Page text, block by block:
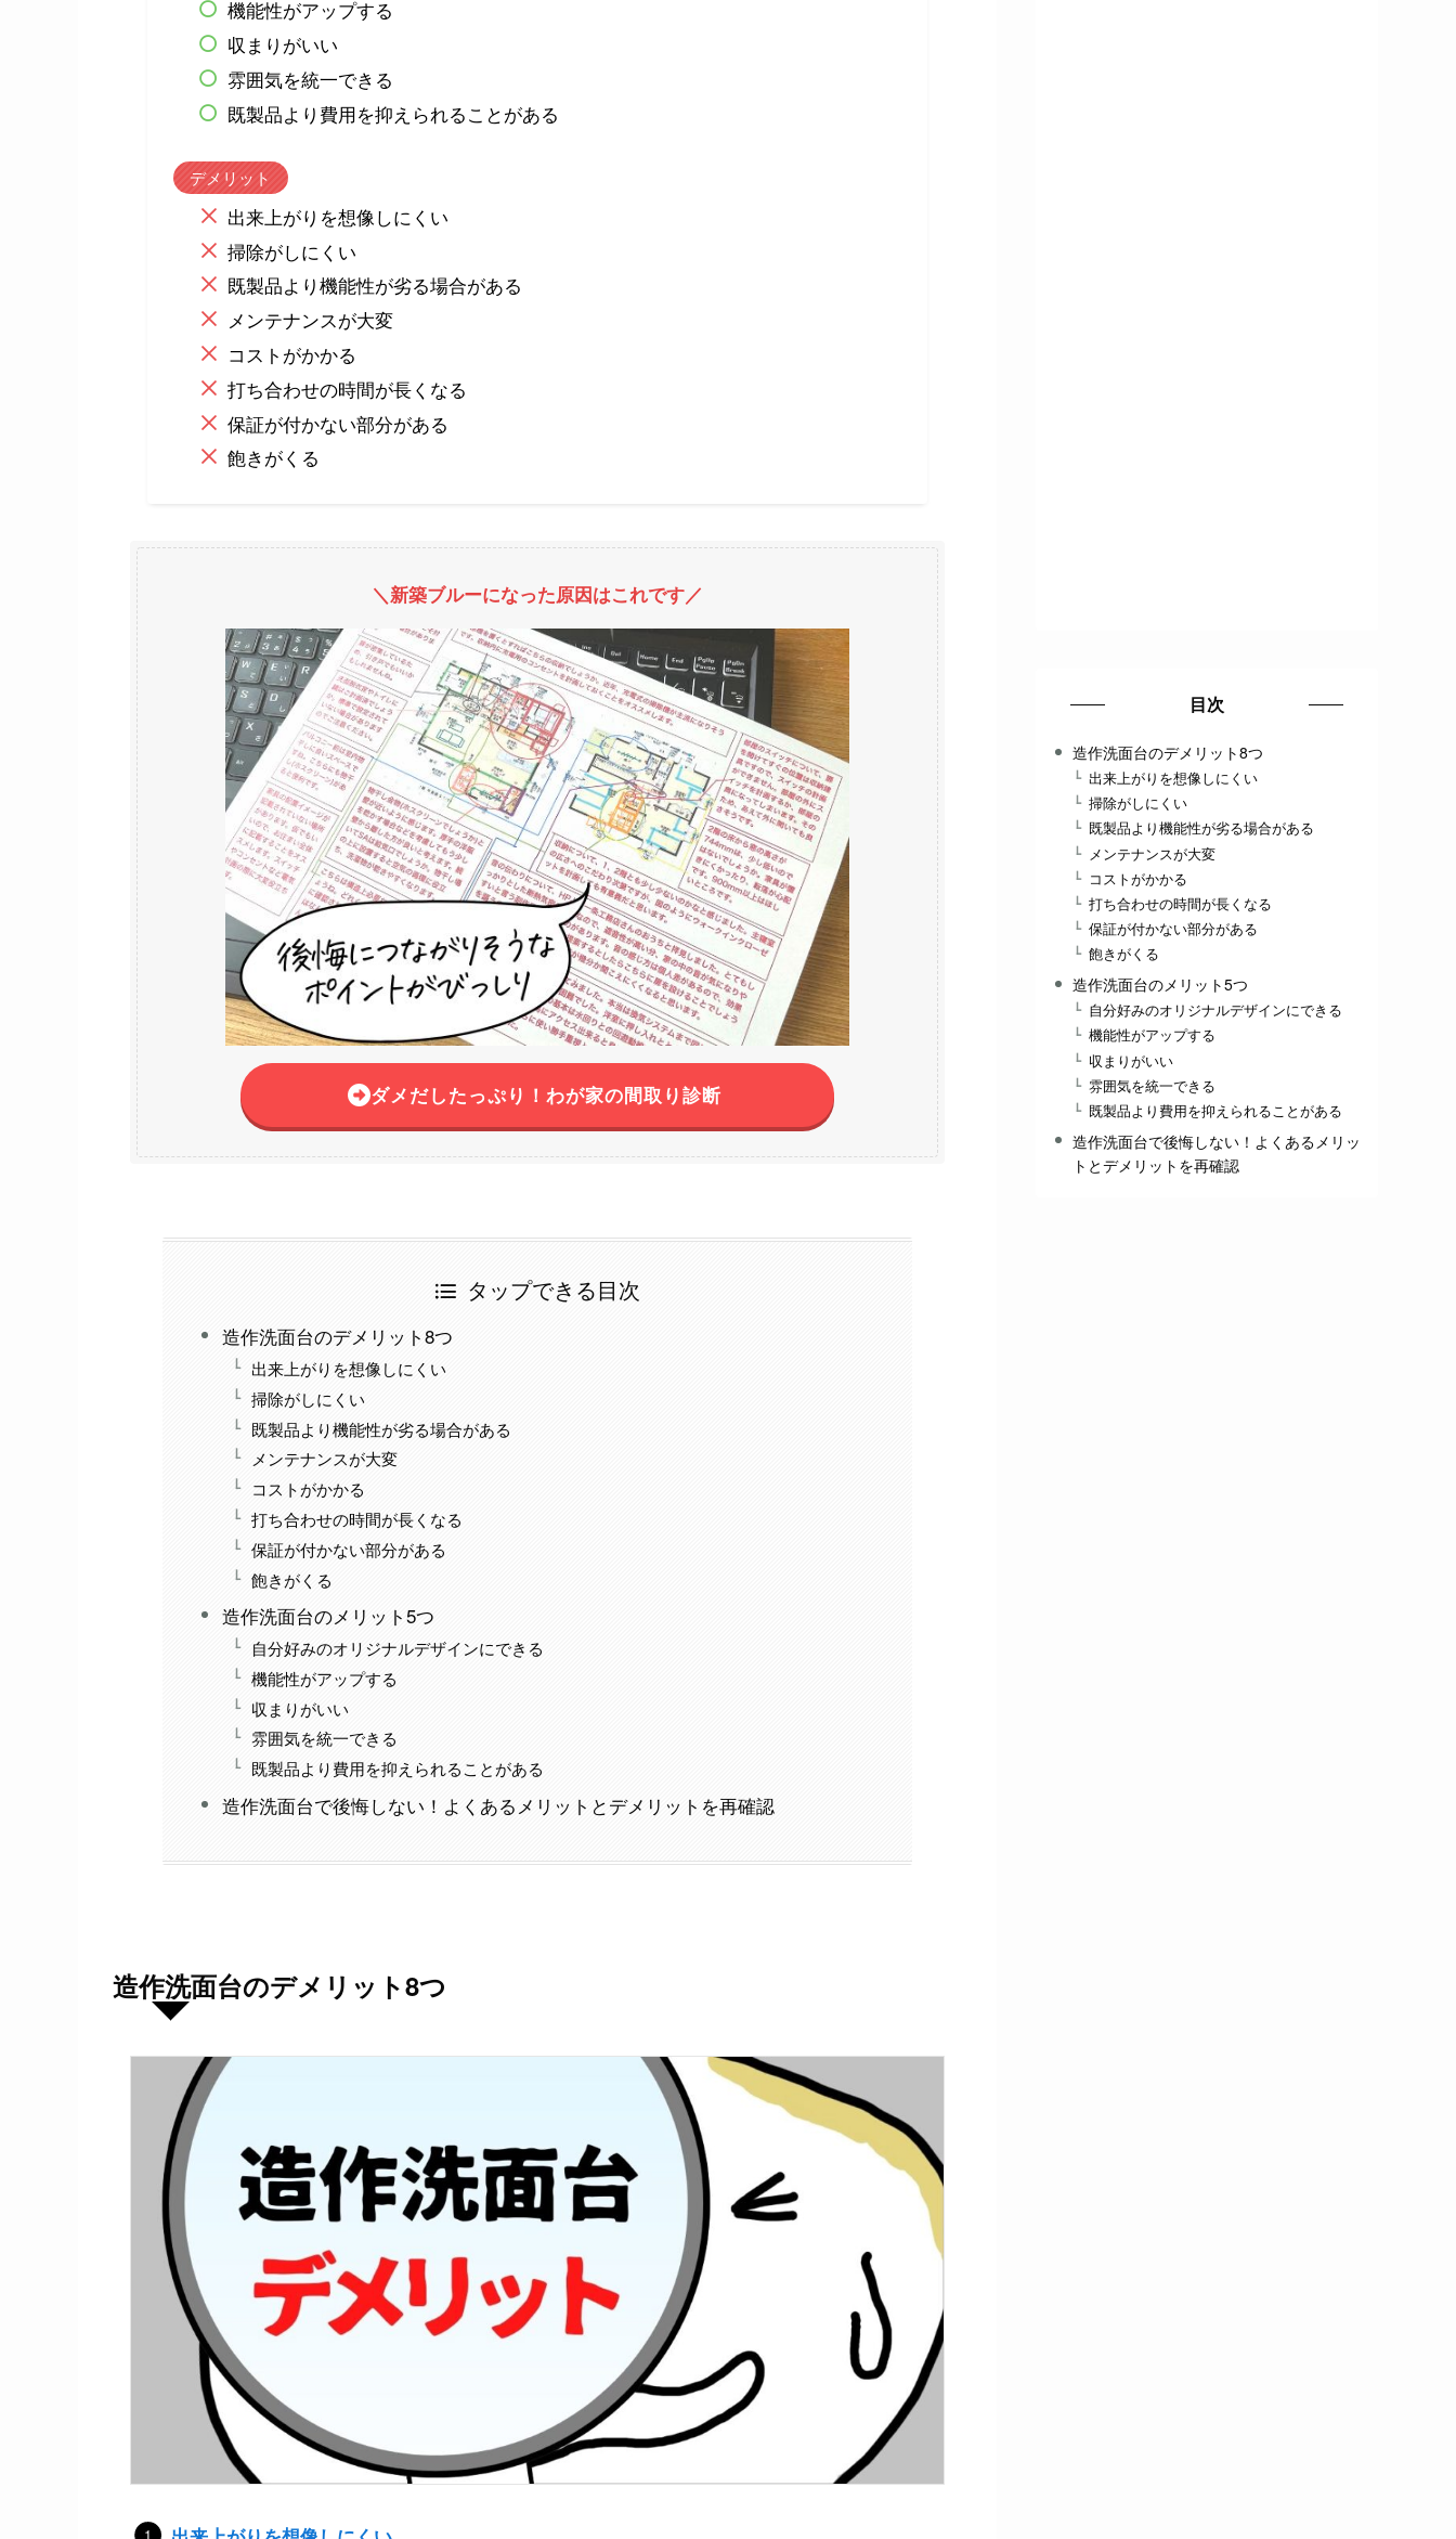
機能性がアップする
収まりがいい
雰囲気を統一できる
既製品より費用を抑えられることがある
デメリット
出来上がりを想像しにくい
掃除がしにくい
既製品より機能性が劣る場合がある
メンテナンスが大変
コストがかかる
打ち合わせの時間が長くなる
保証が付かない部分がある
飽きがくる
＼新築ブルーになった原因はこれです／
ダメだしたっぷり！わが家の間取り診断
タップできる目次
造作洗面台のデメリット8つ
出来上がりを想像しにくい
掃除がしにくい
既製品より機能性が劣る場合がある
メンテナンスが大変
コストがかかる
打ち合わせの時間が長くなる
保証が付かない部分がある
飽きがくる
造作洗面台のメリット5つ
自分好みのオリジナルデザインにできる
機能性がアップする
収まりがいい
雰囲気を統一できる
既製品より費用を抑えられることがある
造作洗面台で後悔しない！よくあるメリットとデメリットを再確認
造作洗面台のデメリット8つ
目次
造作洗面台のデメリット8つ
出来上がりを想像しにくい
掃除がしにくい
既製品より機能性が劣る場合がある
メンテナンスが大変
コストがかかる
打ち合わせの時間が長くなる
保証が付かない部分がある
飽きがくる
造作洗面台のメリット5つ
自分好みのオリジナルデザインにできる
機能性がアップする
収まりがいい
雰囲気を統一できる
既製品より費用を抑えられることがある
造作洗面台で後悔しない！よくあるメリッ
トとデメリットを再確認